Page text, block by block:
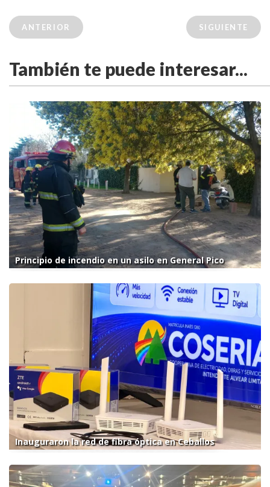
ANTERIOR SIGUIENTE
También te puede interesar...
Principio de incendio en un asilo en General Pico
Inauguraron la red de fibra óptica en Ceballos